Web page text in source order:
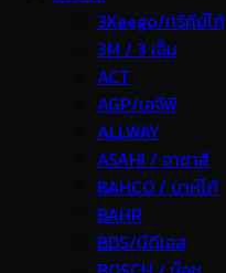
3Keego/ทรีคีย์โก้
3M / 3 เอ็ม
ACT
AGP/เอจีพี
ALLWAY
ASAHI / อาซาฮี
BAHCO / บาห์โก้
BAHR
BDS/บีดีเอส